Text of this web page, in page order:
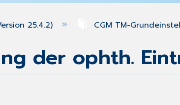
25.4.2) CGM TM-
der ophth.